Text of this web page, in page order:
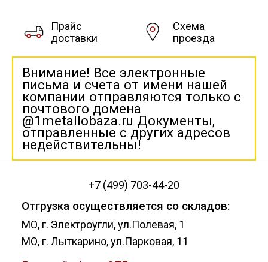
Прайс
доставки
Схема
проезда
Внимание! Все электронные
письма и счета от имени нашей
компании отправляются только с
почтового домена
@1metallobaza.ru Документы,
отправленные с других адресов
недействительны!
+7 (499) 703-44-20
Отгрузка осуществляется со складов:
МО, г. Электроугли, ул.Полевая, 1
МО, г. Лыткарино, ул.Парковая, 11